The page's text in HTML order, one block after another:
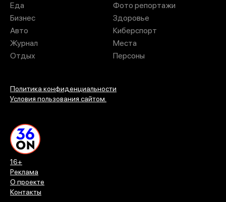
16+
Реклама
О проекте
Контакты
Еда
Бизнес
Авто
Журнал
Отдых
Фото репортажи
Здоровье
Киберспорт
Места
Персоны
Политика конфиденциальности
Условия пользования сайтом.